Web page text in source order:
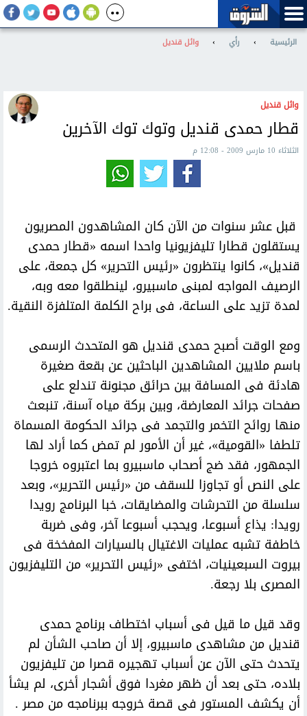
الرئيسية › رأي › وائل قنديل
وائل قنديل
قطار حمدى قنديل وتوك توك الآخرين
الثلاثاء 10 مارس 2009 - 12:08 م
قبل عشر سنوات من الآن كان المشاهدون المصريون
يستقلون قطارا تليفزيونيا واحدا اسمه «قطار حمدى
قنديل»، كانوا ينتظرون «رئيس التحرير» كل جمعة، على
الرصيف المواجه لمبنى ماسبيرو، لينطلقوا معه وبه،
لمدة تزيد على الساعة، فى براح الكلمة المتلفزة النقية.
ومع الوقت أصبح حمدى قنديل هو المتحدث الرسمى
باسم ملايين المشاهدين الباحثين عن بقعة صغيرة
هادئة فى المسافة بين حرائق مجنونة تندلع على
صفحات جرائد المعارضة، وبين بركة مياه آسنة، تنبعث
منها روائح التخمر والتجمد فى جرائد الحكومة المسماة
تلطفا «القومية»، غير أن الأمور لم تمض كما أراد لها
الجمهور، فقد ضج أصحاب ماسبيرو بما اعتبروه خروجا
على النص أو تجاوزا للسقف من «رئيس التحرير»، وبعد
سلسلة من التحرشات والمضايقات، خبا البرنامج رويدا
رويدا: يذاع أسبوعا، ويحجب أسبوعا آخر، وفى ضربة
خاطفة تشبه عمليات الاغتيال بالسيارات المفخخة فى
بيروت السبعينيات، اختفى «رئيس التحرير» من التليفزيون
المصرى بلا رجعة.
وقد قيل ما قيل فى أسباب اختطاف برنامج حمدى
قنديل من مشاهدى ماسبيرو، إلا أن صاحب الشأن لم
يتحدث حتى الآن عن أسباب تهجيره قصرا من تليفزيون
بلاده، حتى بعد أن ظهر مغردا فوق أشجار أخرى، لم يشأ
أن يكشف المستور فى قصة خروجه ببرنامجه من مصر .